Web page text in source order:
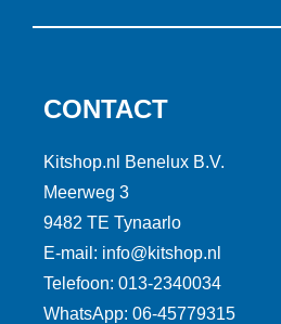
CONTACT
Kitshop.nl Benelux B.V.
Meerweg 3
9482 TE Tynaarlo
E-mail: info@kitshop.nl
Telefoon: 013-2340034
WhatsApp: 06-45779315